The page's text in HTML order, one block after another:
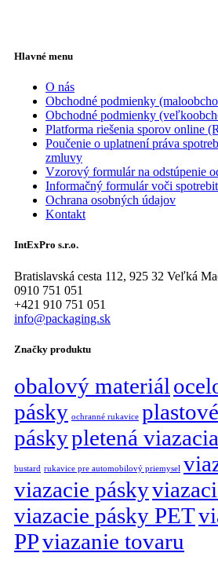
Hlavné menu
O nás
Obchodné podmienky
Obchodné podmienky
Platforma riešenia sporov online
Poučenie o uplatnení práva
zmluvy
Vzorový formulár na odstúpenie
Informačný formulár voči
Ochrana osobných údajov
Kontakt
IntExPro s.r.o.
Bratislavská cesta 112, 925 32 Veľká
0910 751 051
+421 910 751 051
info@packaging.sk
Značky produktu
obalový materiál
pásky ochranné rukavice
páskypletená
bustard rukavice pre automobilový priemysel
viazacie pásky
viazacie pásky PET
PPviazanie tovaru